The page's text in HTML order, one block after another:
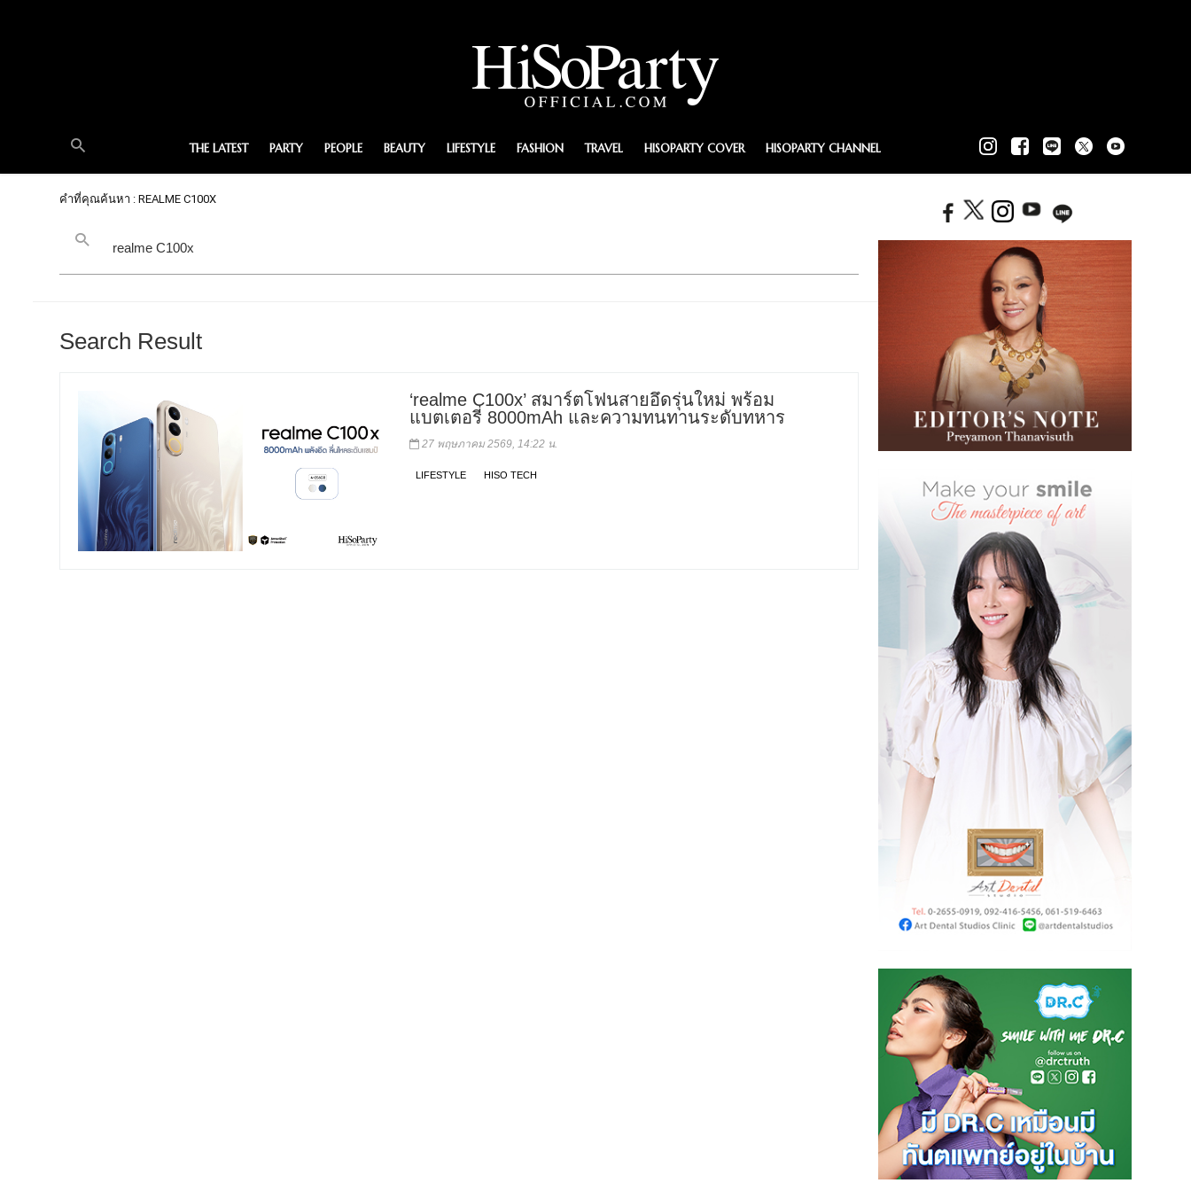
THE LATEST PARTY PEOPLE BEAUTY LIFESTYLE FASHION TRAVEL HISOPARTY COVER HISOPARTY CHANNEL
คำที่คุณค้นหา : REALME C100X
Search Result
‘realme C100x’ สมาร์ตโฟนสายอึดรุ่นใหม่ พร้อม
แบตเตอรี่ 8000mAh และความทนทานระดับทหาร
27 พฤษภาคม 2569, 14:22 น.
LIFESTYLE HISO TECH